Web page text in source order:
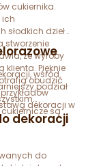
cukiernika.
ich
słodkich dzieł
stworzenie
że wyroby
klienta. Pięknie
obudzić
dekoracji w
wśród
podział
są
dekoracji
do